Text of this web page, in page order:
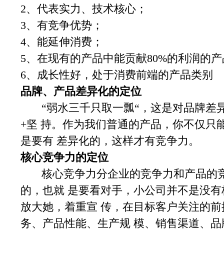
2、代表实力、技术核心；
3、有竞争优势；
4、能延伸消费；
5、在现有的产品中能贡献80%的利润的
6、成长性好，处于消费前端的产品类别
品牌、产品差异化的定位
“弱水三千只取一瓢“，这是对品牌差
+坚 持。作为我们普通的产品，你不仅只
是要有 差异化的，这样才有竞争力。
核心竞争力的定位
核心竞争力分企业的竞争力和产品的
的，也就 是要看对手，小公司并不是没
放大她，着重宣 传，在目标客户关注的
务、产品性能、生产规 模、销售渠道、